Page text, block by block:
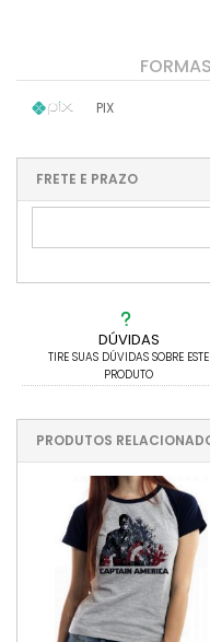
DÚVIDAS
TIRE SUAS DÚVIDAS SOBRE ESTE
PRODUTO
PIX
...
FRETE E PRAZO
PRODUTOS